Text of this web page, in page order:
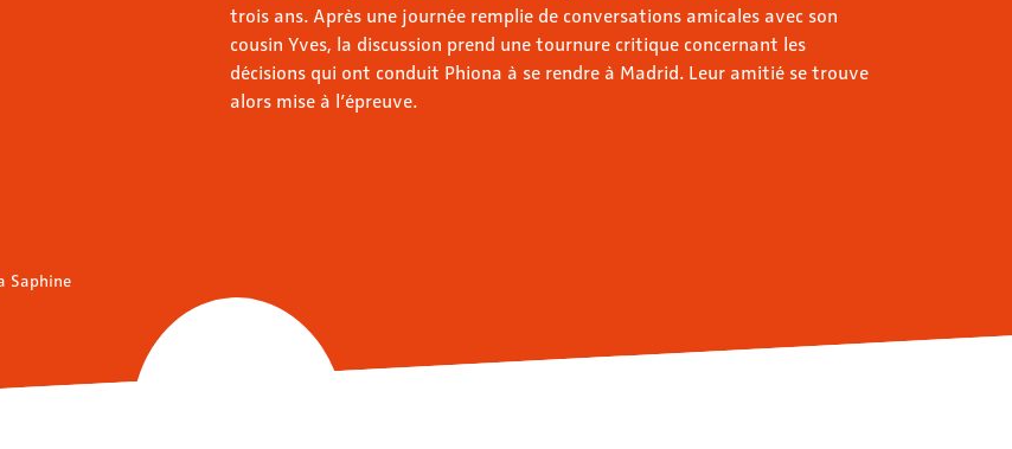
Saphine
trois ans. Après une journée remplie de conversations amicales avec son
cousin Yves, la discussion prend une tournure critique concernant les
décisions qui ont conduit Phiona à se rendre à Madrid. Leur amitié se trouve
alors mise à l’épreuve.